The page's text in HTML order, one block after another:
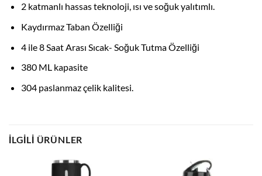
2 katmanlı hassas teknoloji, ısı ve soğuk yalıtımlı.
Kaydırmaz Taban Özelliği
4 ile 8 Saat Arası Sıcak- Soğuk Tutma Özelliği
380 ML kapasite
304 paslanmaz çelik kalitesi.
İLGILI ÜRÜNLER